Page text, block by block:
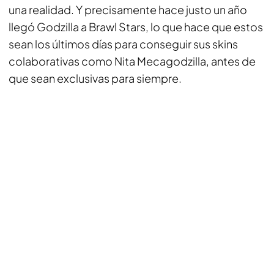
una realidad. Y precisamente hace justo un año
llegó Godzilla a Brawl Stars, lo que hace que estos
sean los últimos días para conseguir sus skins
colaborativas como Nita Mecagodzilla, antes de
que sean exclusivas para siempre.